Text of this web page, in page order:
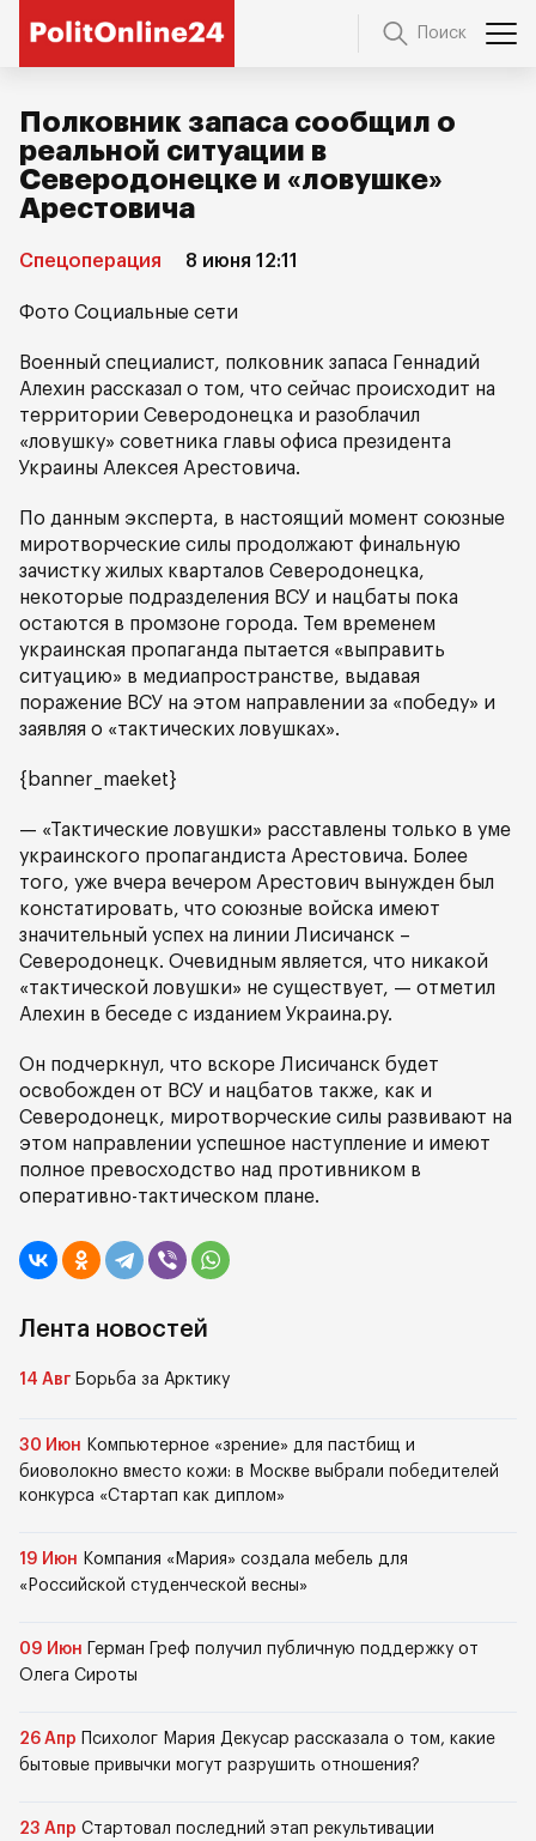
Поиск
Полковник запаса сообщил о
реальной ситуации в
Северодонецке и «ловушке»
Арестовича
Спецоперация 8 июня 12:11
Фото Социальные сети
Военный специалист, полковник запаса Геннадий
Алехин рассказал о том, что сейчас происходит на
территории Северодонецка и разоблачил
«ловушку» советника главы офиса президента
Украины Алексея Арестовича.
По данным эксперта, в настоящий момент союзные
миротворческие силы продолжают финальную
зачистку жилых кварталов Северодонецка,
некоторые подразделения ВСУ и нацбаты пока
остаются в промзоне города. Тем временем
украинская пропаганда пытается «выправить
ситуацию» в медиапространстве, выдавая
поражение ВСУ на этом направлении за «победу» и
заявляя о «тактических ловушках».
{banner_maeket}
— «Тактические ловушки» расставлены только в уме
украинского пропагандиста Арестовича. Более
того, уже вчера вечером Арестович вынужден был
констатировать, что союзные войска имеют
значительный успех на линии Лисичанск –
Северодонецк. Очевидным является, что никакой
«тактической ловушки» не существует, — отметил
Алехин в беседе с изданием Украина.ру.
Он подчеркнул, что вскоре Лисичанск будет
освобожден от ВСУ и нацбатов также, как и
Северодонецк, миротворческие силы развивают на
этом направлении успешное наступление и имеют
полное превосходство над противником в
оперативно-тактическом плане.
Лента новостей
14 Авг Борьба за Арктику
30 Июн Компьютерное «зрение» для пастбищ и
биоволокно вместо кожи: в Москве выбрали победителей
конкурса «Стартап как диплом»
19 Июн Компания «Мария» создала мебель для
«Российской студенческой весны»
09 Июн
Герман Греф получил публичную поддержку от
Олега Сироты
26 Апр
Психолог Мария Декусар рассказала о том, какие
бытовые привычки могут разрушить отношения?
23 Апр Стартовал последний этап рекультивации